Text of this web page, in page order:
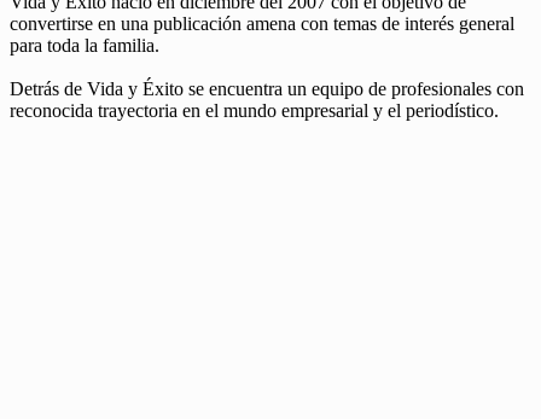
convertirse en una publicación amena con temas de interés general
para toda la familia.
Detrás de Vida y Éxito se encuentra un equipo de profesionales con
reconocida trayectoria en el mundo empresarial y el periodístico.